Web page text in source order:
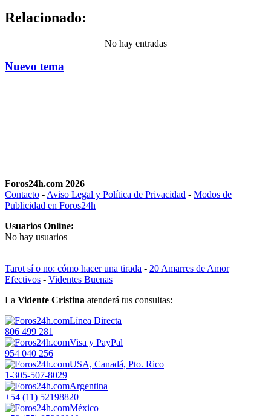
Relacionado:
No hay entradas
Nuevo tema
Foros24h.com 2026
Contacto - Aviso Legal y Política de Privacidad - Modos de
Publicidad en Foros24h
Usuarios Online:
No hay usuarios
Tarot sí o no: cómo hacer una tirada - 20 Amarres de Amor
Efectivos - Videntes Buenas
La Vidente Cristina atenderá tus consultas:
Línea Directa
806 499 281
Visa y PayPal
954 040 256
USA, Canadá, Pto. Rico
1-305-507-8029
Argentina
+54 (11) 52198820
México